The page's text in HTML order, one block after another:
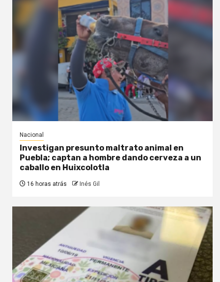
Nacional
Investigan presunto maltrato animal en
Puebla; captan a hombre dando cerveza a un
caballo en Huixcolotla
16 horas atrás Inés Gil